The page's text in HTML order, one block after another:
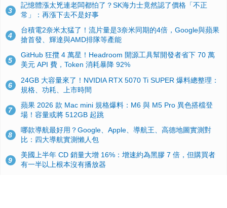
3
記憶體漲太兇連老闆都怕了？SK海力士竟然認了價格「不正
常」：再漲下去不是好事
4
台積電2奈米太猛了！流片量是3奈米同期的4倍，Google與蘋果
搶首發、輝達與AMD排隊等產能
5
GitHub 狂攬 4 萬星！Headroom 開源工具幫開發者省下 70 萬
美元 API 費，Token 消耗暴降 92%
6
24GB 大容量來了！NVIDIA RTX 5070 Ti SUPER 爆料總整理：
規格、功耗、上市時間
7
蘋果 2026 款 Mac mini 規格爆料：M6 與 M5 Pro 異色搭檔登
場！容量或將 512GB 起跳
8
哪款導航最好用？Google、Apple、導航王、高德地圖實測對
比：四大導航實測懶人包
9
美國上半年 CD 銷量大增 16%：增速約為黑膠 7 倍，但購買者
有一半以上根本沒有播放器